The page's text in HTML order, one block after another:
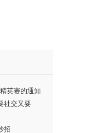
英赛的通知
社交又要
招